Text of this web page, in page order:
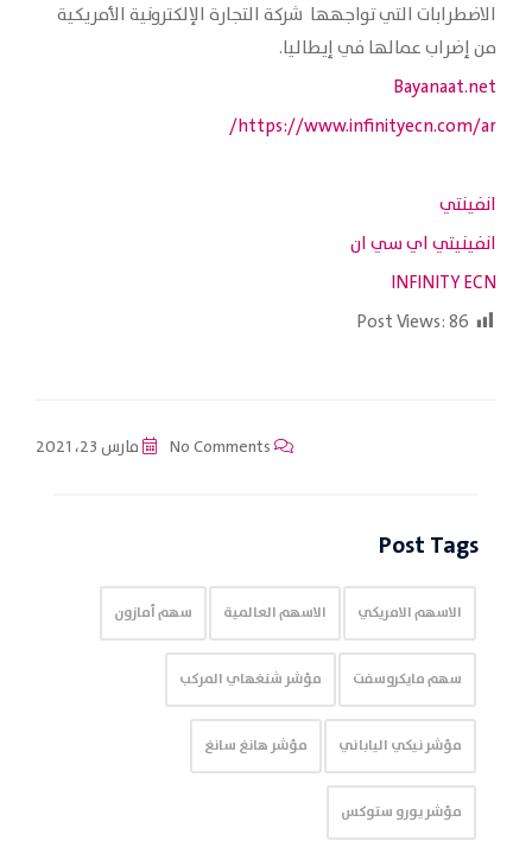
الاضطرابات التي تواجهها شركة التجارة الإلكترونية الأمريكية
من إضراب عمالها في إيطاليا.
Bayanaat.net
https://www.infinityecn.com/ar/
انفينتي
انفينيتي اي سي ان
INFINITY ECN
Post Views:86
مارس 23، 2021
Post Tags
الاسهم الامريكي الاسهم العالمية سهم أمازون
سهم مايكروسفت مؤشر شنغهاي المركب
مؤشر نيكي الياباني مؤشر هانغ سانغ
مؤشر يورو ستوكس